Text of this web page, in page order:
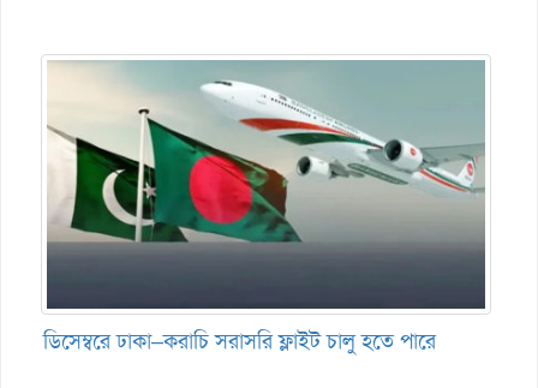
ডিসেম্বরে ঢাকা–করাচি সরাসরি ফ্লাইট চালু হতে পারে